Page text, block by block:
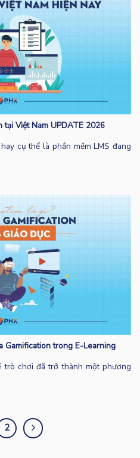
tại Việt Nam UPDATE 2026
cụ thể là phần mềm LMS đang
Gamification trong E-Learning
trò chơi đã trở thành một phương
2